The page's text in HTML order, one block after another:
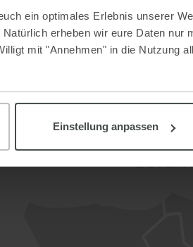
ein optimales Erlebnis unserer
erheben wir eure Daten nur
mit "Annehmen" in die Nutzung
Einstellung anpassen